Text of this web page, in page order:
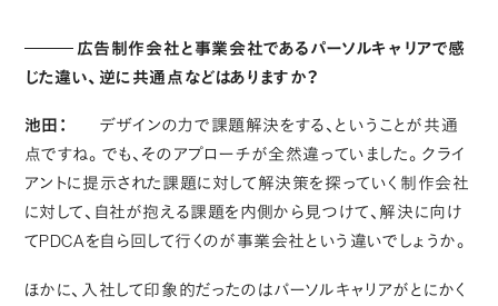
広告制作会社と事業会社であるパーソルキャリアで感
じた違い、逆に共通点などはありますか？
池田：
デザインの力で課題解決をする、ということが共通
点ですね。でも、そのアプローチが全然違っていました。クライ
アントに提示された課題に対して解決策を探っていく制作会社
に対して、自社が抱える課題を内側から見つけて、解決に向け
てPDCAを自ら回して行くのが事業会社という違いでしょうか。
ほかに、入社して印象的だったのはパーソルキャリアがとにかく